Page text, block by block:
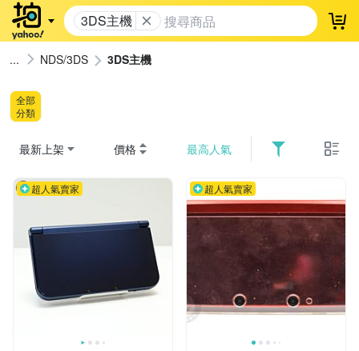
3DS主機 登
NDS/3DS 3DS主機
全部
分類
最新上架 價格 最高人氣
超人氣賣家 超人氣賣家